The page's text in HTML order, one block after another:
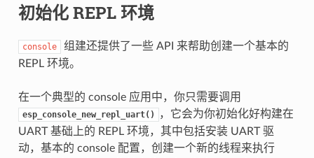
初始化 REPL 环境
console
组建还提供了一些 API 来帮助创建一个基本的
REPL 环境。
在一个典型的 console 应用中，你只需要调用
esp_console_new_repl_uart()
，它会为你初始化好构建在
UART 基础上的 REPL 环境，其中包括安装 UART 驱
动，基本的 console 配置，创建一个新的线程来执行